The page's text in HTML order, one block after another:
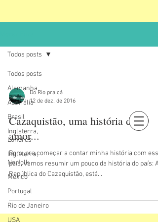
Todos posts
Alemanha
Austrália
Brasil
Inglaterra,
Londres
Inglaterra,
Norfolk
México
Portugal
Rio de Janeiro
USA
Todos posts
Do Rio pra cá
12 de dez. de 2016
Cazaquistão, uma história de
amor...
Bom, pra começar a contar minha história com esse
país, vamos resumir um pouco da história do país: A
República do Cazaquistão, está...